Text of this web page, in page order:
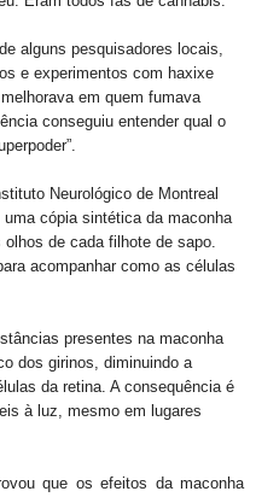
alguns pesquisadores locais,
e experimentos com haxixe
em quem fumava
conseguiu entender qual o
Neurológico de Montreal
cópia sintética da maconha
de cada filhote de sapo.
acompanhar como as células
presentes na maconha
dos girinos, diminuindo a
da retina. A consequência é
à luz, mesmo em lugares
que os efeitos da maconha